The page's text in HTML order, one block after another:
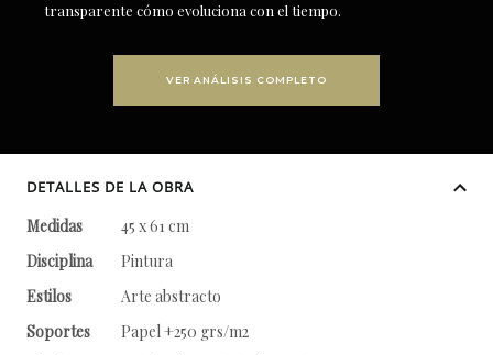
transparente cómo evoluciona con el tiempo.
VER ANÁLISIS COMPLETO
DETALLES DE LA OBRA
Medidas
45 x 61 cm
Disciplina
Pintura
Estilos
Arte abstracto
Soportes
Papel +250 grs/m2